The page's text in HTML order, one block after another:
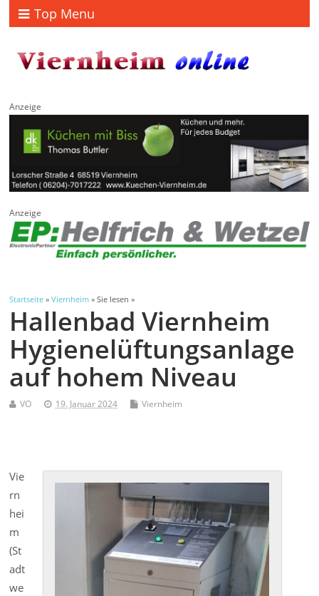
Top Menu
Anzeige
Anzeige
Startseite »Viernheim » Sie lesen »
Hallenbad Viernheim
Hygienelüftungsanlage
auf hohem Niveau
VO 19. Januar 2024 Viernheim
Vie
rn
hei
m
(St
adt
we